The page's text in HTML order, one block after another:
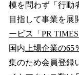
模を問わず「行動
目指して事業を展
ービス「PR TIMES
国内 上場企業の65
集のため会員登録